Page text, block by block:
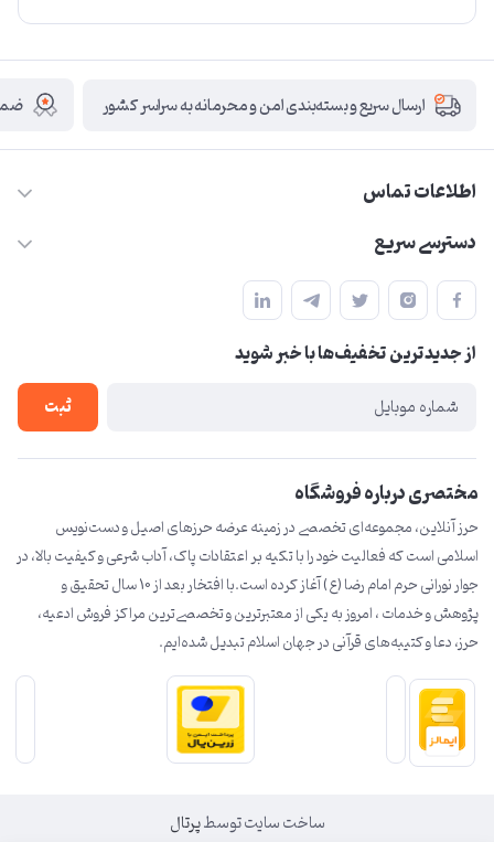
ارسال سریع و بسته‌بندی امن و محرمانه به سراسر کشور
اطلاعات تماس
09210446578
herzeonline@gmail.com
مشهد مقدس ،خیابان امام رضا(ع) ، حرم مطهر رضوی ، فلکه آب ، بازار
امام رضا (ع)
دسترسی سریع
حساب کاربری
مجله فروشگاه
لیست محصولات
درباره ما
از جدید‌ترین تخفیف‌ها با‌ خبر شوید
ثبت
مختصری درباره فروشگاه
حرز آنلاین، مجموعه‌ای تخصصی در زمینه عرضه حرزهای اصیل و دست‌نویس
اسلامی است که فعالیت خود را با تکیه بر اعتقادات پاک، آداب شرعی و کیفیت بالا، در
جوار نورانی حرم امام رضا (ع) آغاز کرده است.با افتخار بعد از 10 سال تحقیق و
پژوهش و خدمات ، امروز به یکی از معتبرترین و تخصصی‌ترین مراکز فروش ادعیه،
حرز، دعا و کتیبه‌های قرآنی در جهان اسلام تبدیل شده‌ایم.
ساخت سایت توسطپرتال